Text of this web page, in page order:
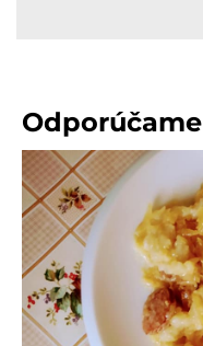
Odporúčame